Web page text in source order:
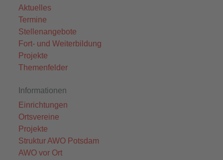
Aktuelles
Termine
Stellenangebote
Fort- und Weiterbildung
Projekte
Themenfelder
Informationen
Einrichtungen
Ortsvereine
Projekte
Struktur AWO Potsdam
AWO vor Ort